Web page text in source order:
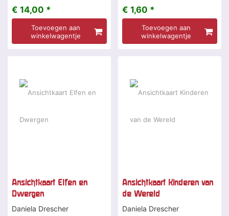
€ 14,00 *
Toevoegen aan
winkelwagentje
€ 1,60 *
Toevoegen aan
winkelwagentje
Ansichtkaart Elfen en
Dwergen
Daniela Drescher
Ansichtkaart Kinderen van
de Wereld
Daniela Drescher